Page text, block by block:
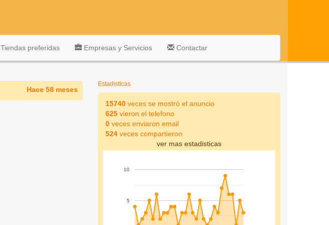
Tiendas preferidas Empresas y Servicios Contactar
Hace 58 meses
Estadisticas
15740veces se mostró el anuncio
625vieron el telefono
0veces enviaron email
524veces compartieron
ver mas estadisticas
5
10